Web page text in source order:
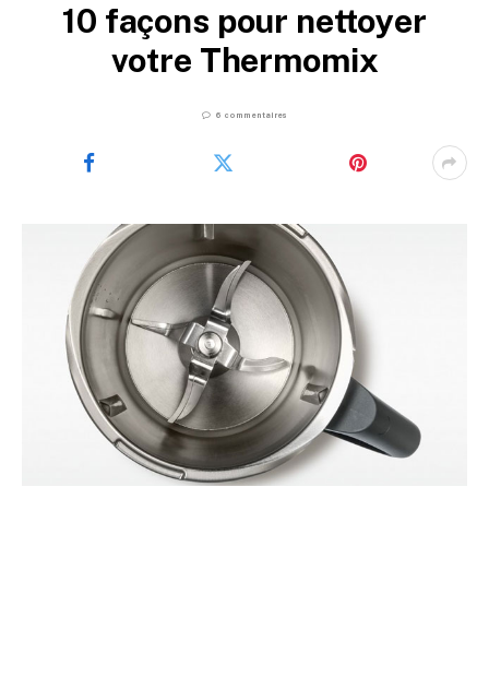
10 façons pour nettoyer
votre Thermomix
6 commentaires